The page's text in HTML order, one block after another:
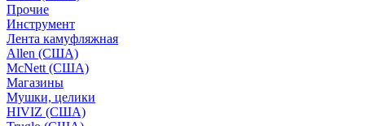
Прочие
Инструмент
Лента камуфляжная
Allen (США)
McNett (США)
Магазины
Мушки, целики
HIVIZ (США)